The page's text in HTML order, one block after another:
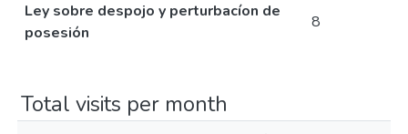
Ley sobre despojo y perturbacíon de
posesión
8
Total visits per month